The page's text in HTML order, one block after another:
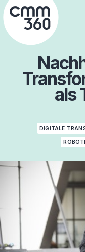
Skip
to
content
als
DIGITALE